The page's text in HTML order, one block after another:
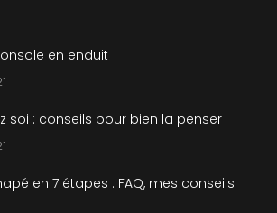
en enduit
soi : conseils pour bien la penser
en 7 étapes : FAQ, mes conseils